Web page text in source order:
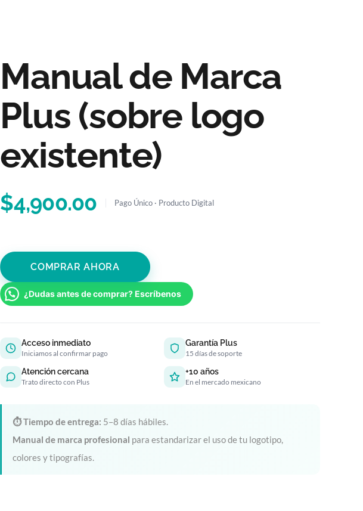
Manual de Marca
Plus (sobre logo
existente)
$4,900.00
COMPRAR AHORA
¿Dudas antes de comprar? Escríbenos
Acceso inmediato
Iniciamos al confirmar pago
Garantía Plus
15 días de soporte
Atención cercana
Trato directo con Plus
+10 años
En el mercado mexicano
⏱ Tiempo de entrega: 5–8 días hábiles.
Manual de marca profesional para estandarizar el uso de tu logotipo,
colores y tipografías.